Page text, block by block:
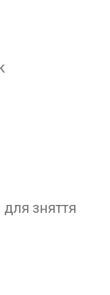
зняття
які